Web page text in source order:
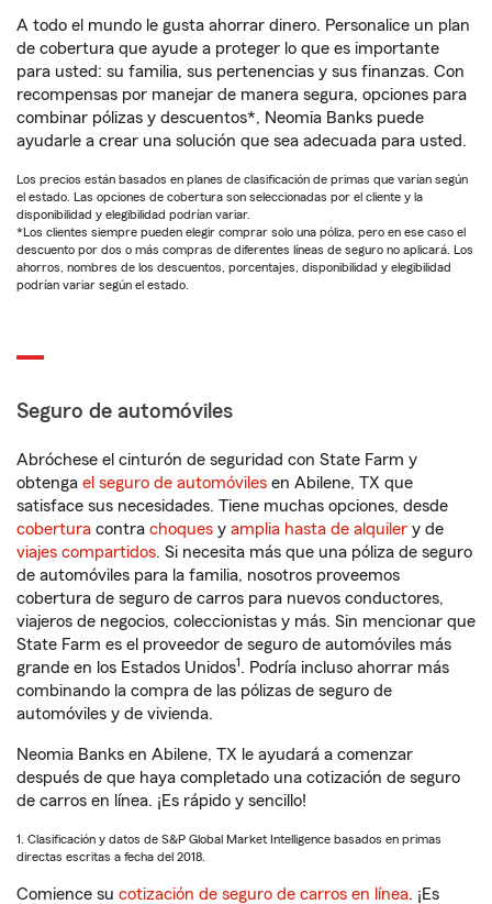
A todo el mundo le gusta ahorrar dinero. Personalice un plan
de cobertura que ayude a proteger lo que es importante
para usted: su familia, sus pertenencias y sus finanzas. Con
recompensas por manejar de manera segura, opciones para
combinar pólizas y descuentos*, Neomia Banks puede
ayudarle a crear una solución que sea adecuada para usted.
Los precios están basados en planes de clasificación de primas que varían según
el estado. Las opciones de cobertura son seleccionadas por el cliente y la
disponibilidad y elegibilidad podrían variar.
*Los clientes siempre pueden elegir comprar solo una póliza, pero en ese caso el
descuento por dos o más compras de diferentes líneas de seguro no aplicará. Los
ahorros, nombres de los descuentos, porcentajes, disponibilidad y elegibilidad
podrían variar según el estado.
Seguro de automóviles
Abróchese el cinturón de seguridad con State Farm y
obtenga el seguro de automóviles en Abilene, TX que
satisface sus necesidades. Tiene muchas opciones, desde
cobertura contra choques y amplia hasta de alquiler y de
viajes compartidos. Si necesita más que una póliza de seguro
de automóviles para la familia, nosotros proveemos
cobertura de seguro de carros para nuevos conductores,
viajeros de negocios, coleccionistas y más. Sin mencionar que
State Farm es el proveedor de seguro de automóviles más
grande en los Estados Unidos1. Podría incluso ahorrar más
combinando la compra de las pólizas de seguro de
automóviles y de vivienda.
Neomia Banks en Abilene, TX le ayudará a comenzar
después de que haya completado una cotización de seguro
de carros en línea. ¡Es rápido y sencillo!
1. Clasificación y datos de S&P Global Market Intelligence basados en primas
directas escritas a fecha del 2018.
Comience su cotización de seguro de carros en línea. ¡Es